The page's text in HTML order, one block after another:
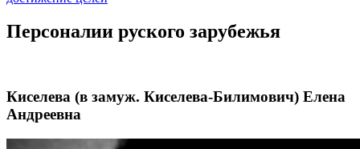
Персоналии руского зарубежья
Киселева (в замуж. Киселева-Билимович) Елена
Андреевна